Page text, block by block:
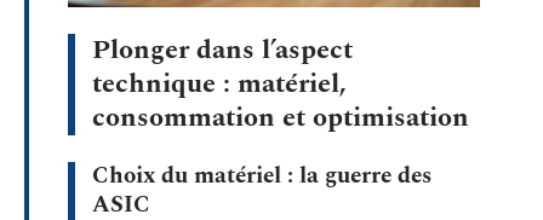
Plonger dans l’aspect
technique : matériel,
consommation et optimisation
Choix du matériel : la guerre des
ASIC